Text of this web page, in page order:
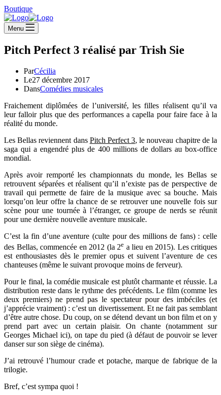
Boutique
Menu
Pitch Perfect 3 réalisé par Trish Sie
ParCécilia
Le27 décembre 2017
DansComédies musicales
Fraichement diplômées de l’université, les filles réalisent qu’il va
leur falloir plus que des performances a capella pour faire face à la
réalité du monde.
Les Bellas reviennent dans Pitch Perfect 3, le nouveau chapitre de la
saga qui a engendré plus de 400 millions de dollars au box-office
mondial.
Après avoir remporté les championnats du monde, les Bellas se
retrouvent séparées et réalisent qu’il n’existe pas de perspective de
travail qui permette de faire de la musique avec sa bouche. Mais
lorsqu’on leur offre la chance de se retrouver une nouvelle fois sur
scène pour une tournée à l’étranger, ce groupe de nerds se réunit
pour une dernière nouvelle aventure musicale.
C’est la fin d’une aventure (culte pour des millions de fans) : celle
des Bellas, commencée en 2012 (la 2e a lieu en 2015). Les critiques
est enthousiastes dès le premier opus et suivent l’aventure de ces
chanteuses (même le suivant provoque moins de ferveur).
Pour le final, la comédie musicale est plutôt charmante et réussie. La
distribution reste dans le rythme des précédents. Le film (comme les
deux premiers) ne prend pas le spectateur pour des imbéciles (et
j’apprécie vraiment) : c’est un divertissement. Et ne fait pas semblant
d’être autre chose. Du coup, on se détend devant un bon film et on y
prend part avec un certain plaisir. On chante (notamment sur
Georges Michael ici), on tape du pied (à défaut de pouvoir se lever
danser sur son siège de cinéma).
J’ai retrouvé l’humour crade et potache, marque de fabrique de la
trilogie.
Bref, c’est sympa quoi !